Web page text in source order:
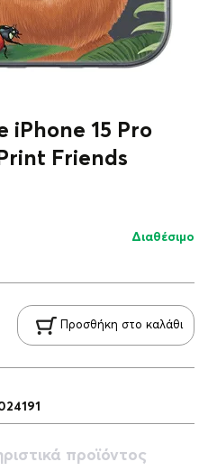
iPhone 15 Pro
Friends
Διαθέσιμο
Προσθήκη στο καλάθι
προϊόντος